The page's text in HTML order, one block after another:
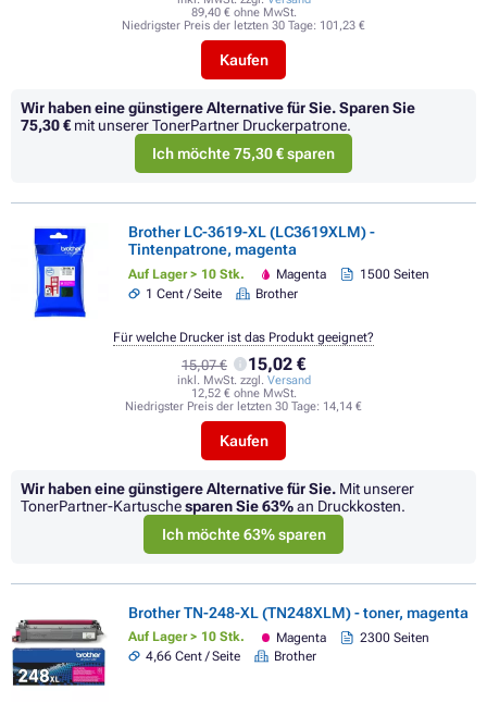
89,40 € ohne MwSt.
Niedrigster Preis der letzten 30 Tage: 101,23 €
Kaufen
Wir haben eine günstigere Alternative für Sie.Sparen Sie
75,30 € mit unserer TonerPartner Druckerpatrone.
Ich möchte 75,30 € sparen
Brother LC-3619-XL (LC3619XLM) -
Tintenpatrone, magenta
Auf Lager > 10 Stk. Magenta
1500 Seiten
1 Cent / Seite
Brother
15,07 € 15,02 €
inkl. MwSt. zzgl. Versand
12,52 € ohne MwSt.
Niedrigster Preis der letzten 30 Tage: 14,14 €
Kaufen
Für welche Drucker ist das Produkt geeignet?
Wir haben eine günstigere Alternative für Sie. Mit unserer
TonerPartner-Kartuschesparen Sie63%an Druckkosten.
Ich möchte 63% sparen
Brother TN-248-XL (TN248XLM) - toner, magenta
Auf Lager > 10 Stk. Magenta
2300 Seiten
4,66 Cent / Seite
Brother